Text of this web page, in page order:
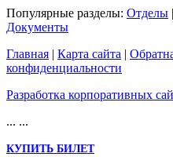
Популярные разделы: Отделы |
Документы
Главная | Карта сайта |
конфиденциальности
Разработка корпоративных
... ...
КУПИТЬ БИЛЕТ